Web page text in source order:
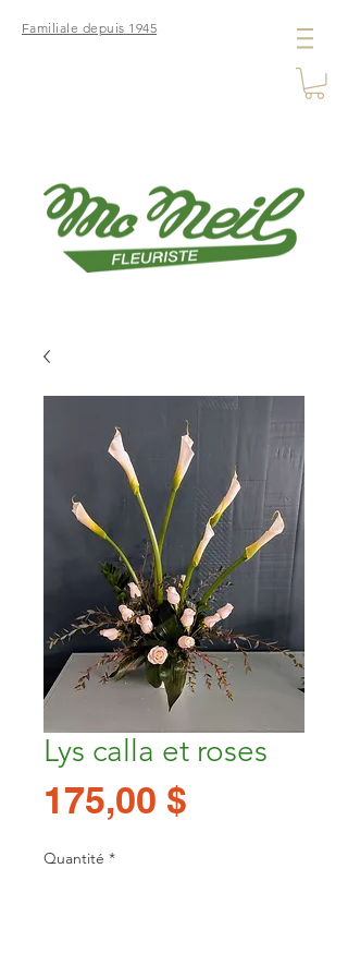
Familiale depuis 1945
Lys calla et roses
175,00 $
Quantité *